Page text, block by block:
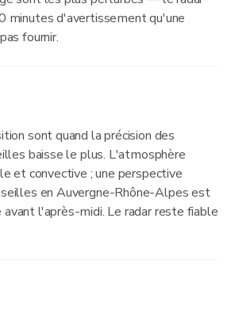
minutes d'avertissement qu'une
fournir.
sont quand la précision des
baisse le plus. L'atmosphère
et convective ; une perspective
en Auvergne-Rhône-Alpes est
l'après-midi. Le radar reste fiable